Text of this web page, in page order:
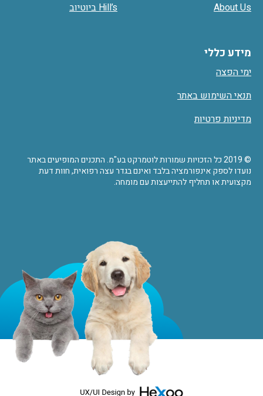
About Us
מידע כללי
ימי הפצה
תנאי השימוש באתר
מדיניות פרטיות
Hill’s ביוטיוב
© 2019 כל הזכויות שמורות לוטמרקט בע"מ. התכנים המופיעים באתר
נועדו לספק אינפורמציה בלבד ואינם בגדר עצה רפואית, חוות דעת
מקצועית או תחליף להתייעצות עם מומחה.